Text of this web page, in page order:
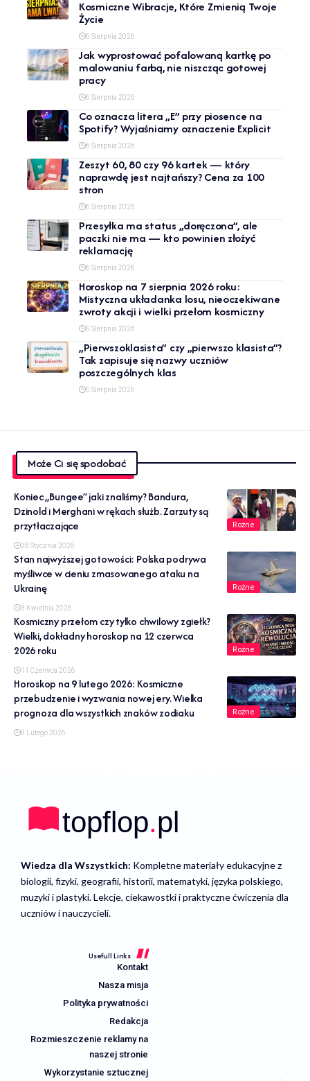
Kosmiczne Wibracje, Które Zmienią Twoje
Życie
6 Sierpnia 2026
Jak wyprostować pofalowaną kartkę po
malowaniu farbą, nie niszcząc gotowej
pracy
6 Sierpnia 2026
Co oznacza litera „E” przy piosence na
Spotify? Wyjaśniamy oznaczenie Explicit
6 Sierpnia 2026
Zeszyt 60, 80 czy 96 kartek — który
naprawdę jest najtańszy? Cena za 100
stron
6 Sierpnia 2026
Przesyłka ma status „doręczona”, ale
paczki nie ma — kto powinien złożyć
reklamację
6 Sierpnia 2026
Horoskop na 7 sierpnia 2026 roku:
Mistyczna układanka losu, nieoczekiwane
zwroty akcji i wielki przełom kosmiczny
5 Sierpnia 2026
„Pierwszoklasista” czy „pierwszo klasista”?
Tak zapisuje się nazwy uczniów
poszczególnych klas
5 Sierpnia 2026
Może Ci się spodobać
Rożne
Koniec „Bungee” jaki znaliśmy? Bandura,
Dzinold i Merghani w rękach służb. Zarzuty są
przytłaczające
28 Stycznia 2026
Rożne
Stan najwyższej gotowości: Polska podrywa
myśliwce w cieniu zmasowanego ataku na
Ukrainę
3 Kwietnia 2026
Rożne
Kosmiczny przełom czy tylko chwilowy zgiełk?
Wielki, dokładny horoskop na 12 czerwca
2026 roku
11 Czerwca 2026
Rożne
Horoskop na 9 lutego 2026: Kosmiczne
przebudzenie i wyzwania nowej ery. Wielka
prognoza dla wszystkich znaków zodiaku
8 Lutego 2026
Wiedza dla Wszystkich: Kompletne materiały edukacyjne z
biologii, fizyki, geografii, historii, matematyki, języka polskiego,
muzyki i plastyki. Lekcje, ciekawostki i praktyczne ćwiczenia dla
uczniów i nauczycieli.
Usefull Links
Kontakt
Nasza misja
Polityka prywatności
Redakcja
Rozmieszczenie reklamy na
naszej stronie
Wykorzystanie sztucznej